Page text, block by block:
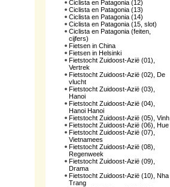
Ciclista en Patagonia (12)
Ciclista en Patagonia (13)
Ciclista en Patagonia (14)
Ciclista en Patagonia (15, slot)
Ciclista en Patagonia (feiten,
cijfers)
Fietsen in China
Fietsen in Helsinki
Fietstocht Zuidoost-Azië (01),
Vertrek
Fietstocht Zuidoost-Azië (02), De
vlucht
Fietstocht Zuidoost-Azië (03),
Hanoi
Fietstocht Zuidoost-Azië (04),
Hanoi Hanoi
Fietstocht Zuidoost-Azië (05), Vinh
Fietstocht Zuidoost-Azië (06), Hue
Fietstocht Zuidoost-Azië (07),
Vietnamees
Fietstocht Zuidoost-Azië (08),
Regenweek
Fietstocht Zuidoost-Azië (09),
Drama
Fietstocht Zuidoost-Azië (10), Nha
Trang